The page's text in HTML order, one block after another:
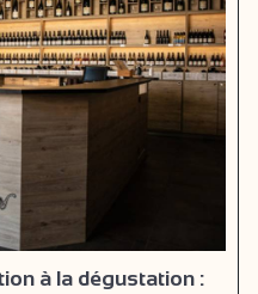
à la dégustation :